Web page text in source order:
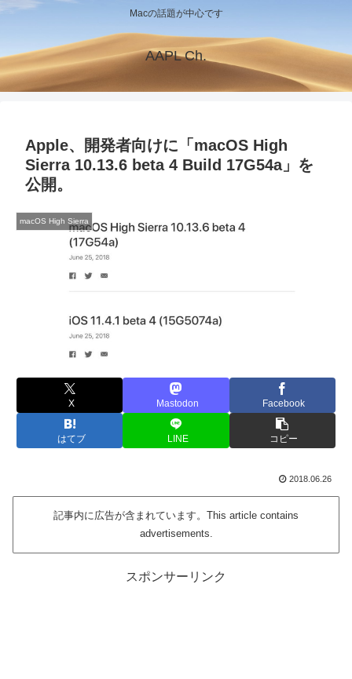
Macの話題が中心です
AAPL Ch.
Apple、開発者向けに「macOS High
Sierra 10.13.6 beta 4 Build 17G54a」を
公開。
macOS High Sierra
X Mastodon Facebook
はてブ LINE コピー
2018.06.26
記事内に広告が含まれています。This article contains
advertisements.
スポンサーリンク